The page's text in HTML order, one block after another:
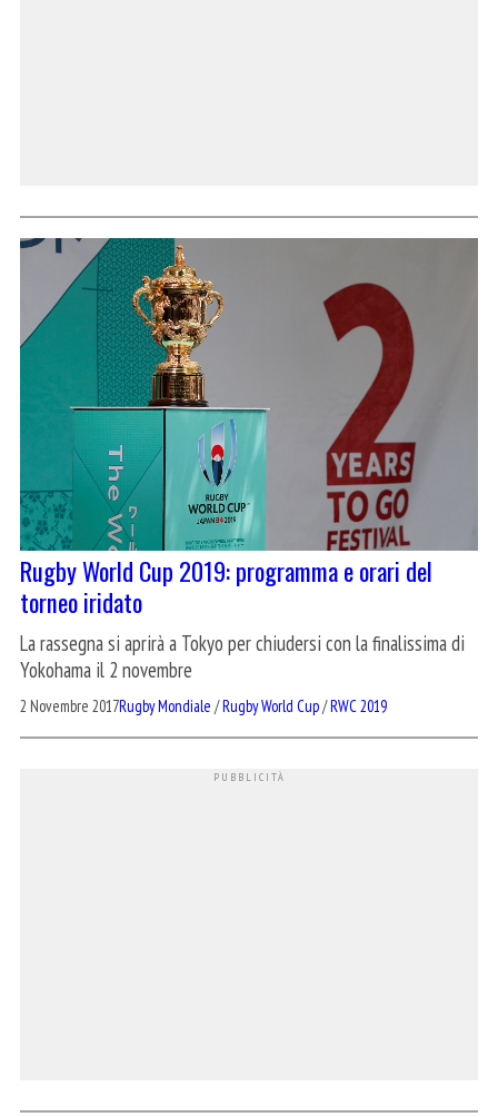
Rugby World Cup 2019: programma e orari del
torneo iridato
La rassegna si aprirà a Tokyo per chiudersi con la finalissima di
Yokohama il 2 novembre
2 Novembre 2017Rugby Mondiale /Rugby World Cup/RWC 2019